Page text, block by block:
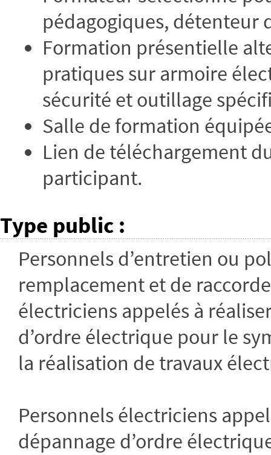
pédagogiques, détenteur
Formation présentielle
pratiques sur armoire
sécurité et outillage
Salle de formation
Lien de téléchargement
participant.
Type public :
Personnels d’entretien ou
remplacement et de
électriciens appelés à
d’ordre électrique pour le
la réalisation de travaux
Personnels électriciens
dépannage d’ordre